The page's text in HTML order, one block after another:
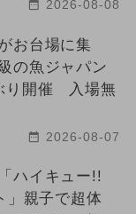
2026-08-08
お台場に集
の魚ジャパン
り開催 入場無
2026-08-07
ハイキュー!!
」親子で超体